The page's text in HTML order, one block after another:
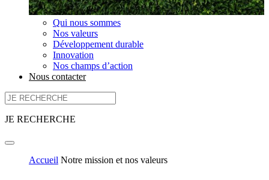
Qui nous sommes
Nos valeurs
Développement durable
Innovation
Nos champs d’action
Nous contacter
JE RECHERCHE
Accueil Notre mission et nos valeurs